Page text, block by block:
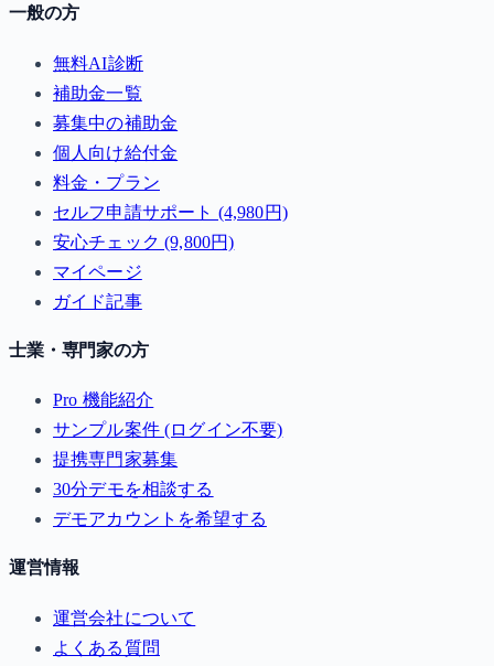
一般の方
無料AI診断
補助金一覧
募集中の補助金
個人向け給付金
料金・プラン
セルフ申請サポート (4,980円)
安心チェック (9,800円)
マイページ
ガイド記事
士業・専門家の方
Pro 機能紹介
サンプル案件 (ログイン不要)
提携専門家募集
30分デモを相談する
デモアカウントを希望する
運営情報
運営会社について
よくある質問